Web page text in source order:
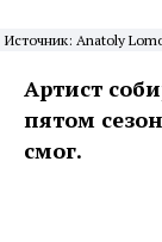
Источник: Anatoly
Артист
пятом
смог.